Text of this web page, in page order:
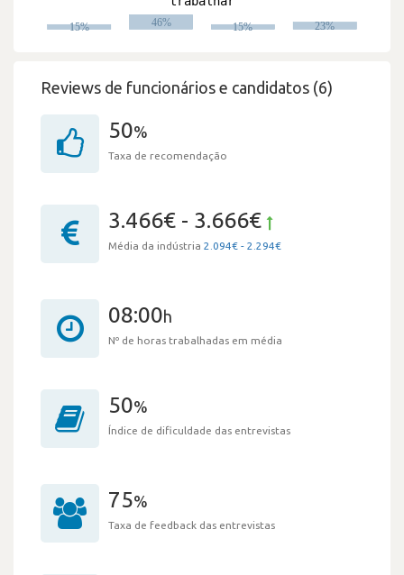
Reviews de funcionários e candidatos (6)
50%
Taxa de recomendação
3.466€ - 3.666€
Média da indústria 2.094€ - 2.294€
08:00h
Nº de horas trabalhadas em média
50%
Índice de dificuldade das entrevistas
75%
Taxa de feedback das entrevistas